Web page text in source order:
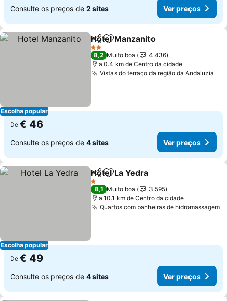
Consulte os preços de 2 sites Ver preços
Escolha popular
PartilharAdicionar aos favoritos
Hotel Manzanito
2 Estrelas
8,2 Muito boa
4.436
a 0.4 km de Centro da cidade
Vistas do terraço da região da Andaluzia
De € 46
Consulte os preços de 4 sites Ver preços
Escolha popular
PartilharAdicionar aos favoritos
Hotel La Yedra
1 Estrelas
8,1 Muito boa
3.595
a 10.1 km de Centro da cidade
Quartos com banheiras de hidromassagem
De € 49
Consulte os preços de 4 sites Ver preços